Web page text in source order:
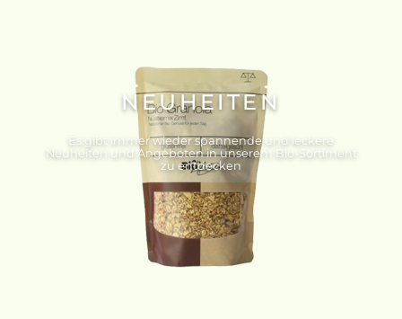
NEUHEITEN
Es gibt immer wieder spannende und leckere
Neuheiten und Angeboten in unserem Bio-Sortiment
zu entdecken